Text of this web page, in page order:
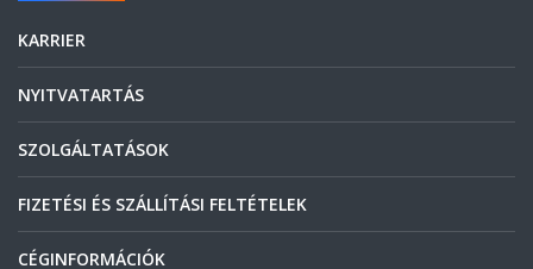
KARRIER
NYITVATARTÁS
SZOLGÁLTATÁSOK
FIZETÉSI ÉS SZÁLLÍTÁSI FELTÉTELEK
CÉGINFORMÁCIÓK